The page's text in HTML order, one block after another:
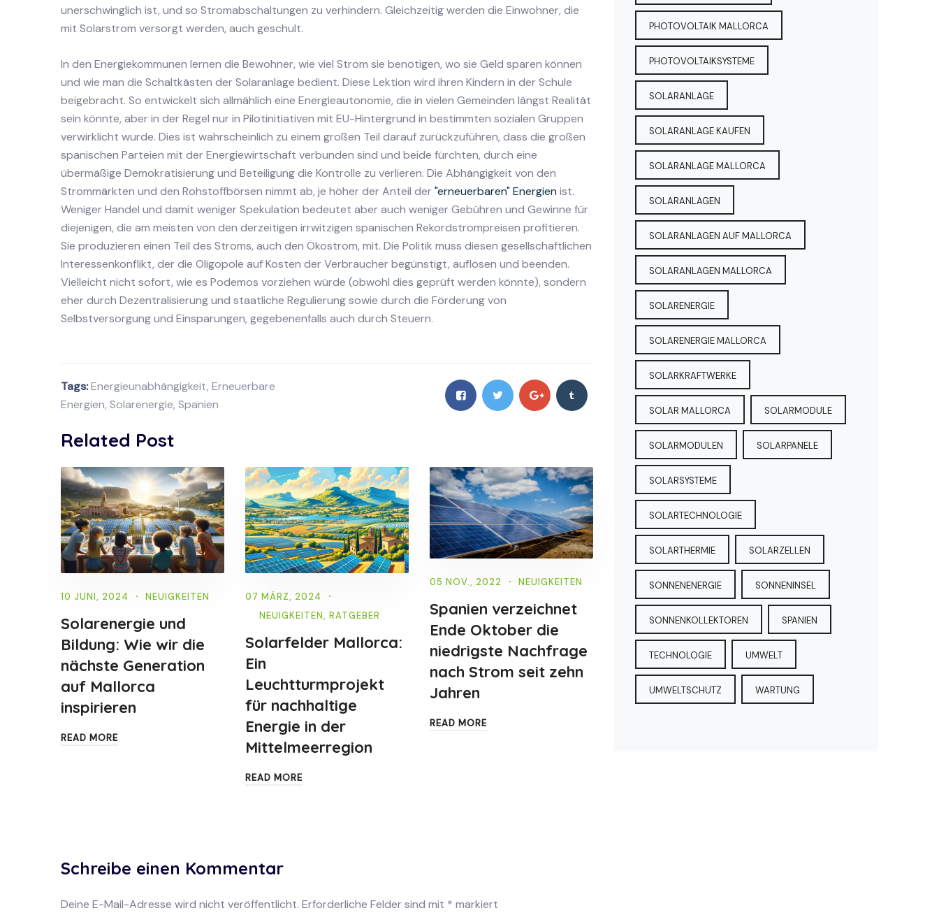
unerschwinglich ist, und so Stromabschaltungen zu verhindern. Gleichzeitig werden die Einwohner, die
mit Solarstrom versorgt werden, auch geschult.
In den Energiekommunen lernen die Bewohner, wie viel Strom sie benötigen, wo sie Geld sparen können
und wie man die Schaltkästen der Solaranlage bedient. Diese Lektion wird ihren Kindern in der Schule
beigebracht. So entwickelt sich allmählich eine Energieautonomie, die in vielen Gemeinden längst Realität
sein könnte, aber in der Regel nur in Pilotinitiativen mit EU-Hintergrund in bestimmten sozialen Gruppen
verwirklicht wurde. Dies ist wahrscheinlich zu einem großen Teil darauf zurückzuführen, dass die großen
spanischen Parteien mit der Energiewirtschaft verbunden sind und beide fürchten, durch eine
übermäßige Demokratisierung und Beteiligung die Kontrolle zu verlieren. Die Abhängigkeit von den
Strommärkten und den Rohstoffbörsen nimmt ab, je höher der Anteil der"erneuerbaren" Energien ist.
Weniger Handel und damit weniger Spekulation bedeutet aber auch weniger Gebühren und Gewinne für
diejenigen, die am meisten von den derzeitigen irrwitzigen spanischen Rekordstrompreisen profitieren.
Sie produzieren einen Teil des Stroms, auch den Ökostrom, mit. Die Politik muss diesen gesellschaftlichen
Interessenkonflikt, der die Oligopole auf Kosten der Verbraucher begünstigt, auflösen und beenden.
Vielleicht nicht sofort, wie es Podemos vorziehen würde (obwohl dies geprüft werden könnte), sondern
eher durch Dezentralisierung und staatliche Regulierung sowie durch die Förderung von
Selbstversorgung und Einsparungen, gegebenenfalls auch durch Steuern.
Tags:Energieunabhängigkeit, Erneuerbare
Energien, Solarenergie, Spanien
Related Post
10 JUNI, 2024 NEUIGKEITEN
Solarenergie und
Bildung: Wie wir die
nächste Generation
auf Mallorca
inspirieren
READ MORE
07 MÄRZ, 2024
NEUIGKEITEN, RATGEBER
Solarfelder Mallorca:
Ein
Leuchtturmprojekt
für nachhaltige
Energie in der
Mittelmeerregion
READ MORE
05 NOV., 2022 NEUIGKEITEN
Spanien verzeichnet
Ende Oktober die
niedrigste Nachfrage
nach Strom seit zehn
Jahren
READ MORE
Schreibe einen Kommentar
Deine E-Mail-Adresse wird nicht veröffentlicht. Erforderliche Felder sind mit * markiert
PHOTOVOLTAIK MALLORCA
PHOTOVOLTAIKSYSTEME
SOLARANLAGE
SOLARANLAGE KAUFEN
SOLARANLAGE MALLORCA
SOLARANLAGEN
SOLARANLAGEN AUF MALLORCA
SOLARANLAGEN MALLORCA
SOLARENERGIE
SOLARENERGIE MALLORCA
SOLARKRAFTWERKE
SOLAR MALLORCA SOLARMODULE
SOLARMODULEN SOLARPANELE
SOLARSYSTEME
SOLARTECHNOLOGIE
SOLARTHERMIE SOLARZELLEN
SONNENENERGIE SONNENINSEL
SONNENKOLLEKTOREN SPANIEN
TECHNOLOGIE UMWELT
UMWELTSCHUTZ WARTUNG